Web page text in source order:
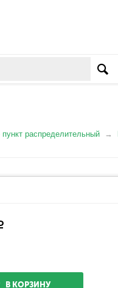
распределительный
В КОРЗИНУ